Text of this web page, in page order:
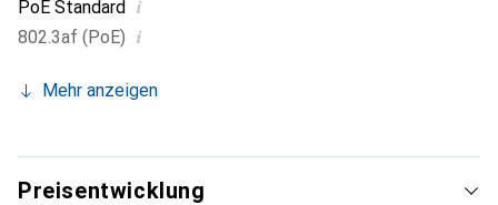
PoE Standard i
802.3af (PoE) i
Mehr anzeigen
Preisentwicklung